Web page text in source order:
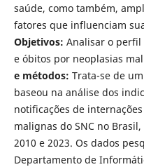
saúde, como também,
fatores que influenciam
Objetivos: Analisar o perfil
e óbitos por neoplasias
e métodos: Trata-se de
baseou na análise dos
notificações de
malignas do SNC no
2010 e 2023. Os dados
Departamento de